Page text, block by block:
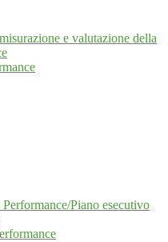
e valutazione della
Piano esecutivo